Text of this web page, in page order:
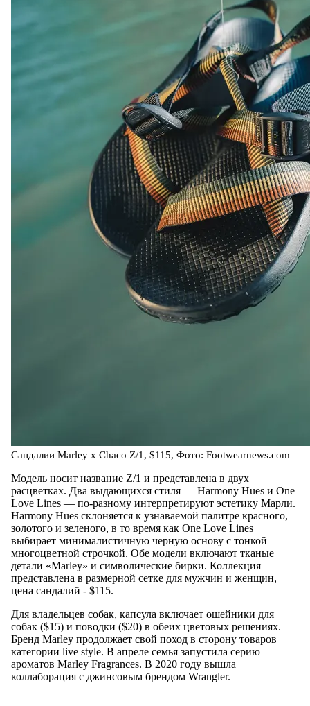
Сандалии Marley x Chaco Z/1, $115, Фото: Footwearnews.com
Модель носит название Z/1 и представлена в двух
расцветках. Два выдающихся стиля — Harmony Hues и One
Love Lines — по-разному интерпретируют эстетику Марли.
Harmony Hues склоняется к узнаваемой палитре красного,
золотого и зеленого, в то время как One Love Lines
выбирает минималистичную черную основу с тонкой
многоцветной строчкой. Обе модели включают тканые
детали «Marley» и символические бирки. Коллекция
представлена в размерной сетке для мужчин и женщин,
цена сандалий - $115.
Для владельцев собак, капсула включает ошейники для
собак ($15) и поводки ($20) в обеих цветовых решениях.
Бренд Marley продолжает свой поход в сторону товаров
категории live style. В апреле семья запустила серию
ароматов Marley Fragrances. В 2020 году вышла
коллаборация с джинсовым брендом Wrangler.